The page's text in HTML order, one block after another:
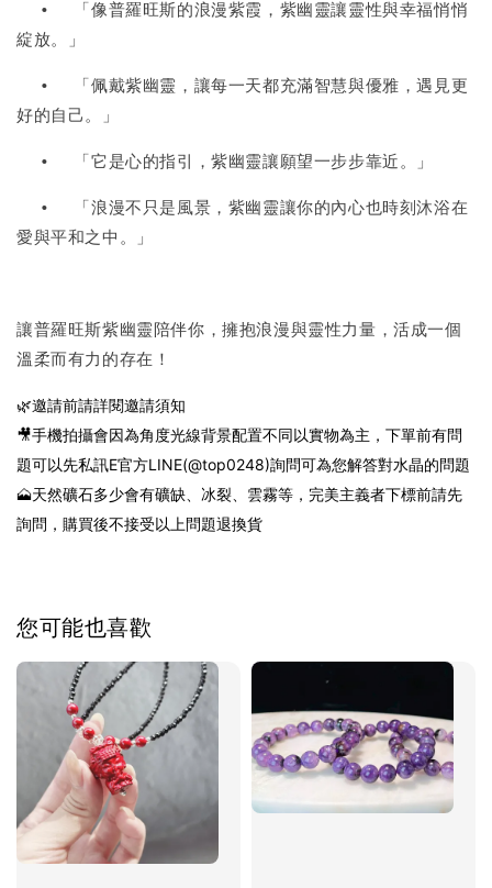
•
「像普羅旺斯的浪漫紫霞，紫幽靈讓靈性與幸福悄悄
綻放。」
•
「佩戴紫幽靈，讓每一天都充滿智慧與優雅，遇見更
好的自己。」
• 「它是心的指引，紫幽靈讓願望一步步靠近。」
•
「浪漫不只是風景，紫幽靈讓你的內心也時刻沐浴在
愛與平和之中。」
讓普羅旺斯紫幽靈陪伴你，擁抱浪漫與靈性力量，活成一個
溫柔而有力的存在！
🌿邀請前請詳閱邀請須知
🎥手機拍攝會因為角度光線背景配置不同以實物為主，下單前有問
題可以先私訊E官方LINE(@top0248)詢問可為您解答對水晶的問題
🗻天然礦石多少會有礦缺、冰裂、雲霧等，完美主義者下標前請先
詢問，購買後不接受以上問題退換貨
您可能也喜歡